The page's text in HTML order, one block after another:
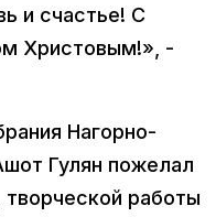
и счастье! С
Христовым!», -
Нагорно-
Гулян пожелал
работы